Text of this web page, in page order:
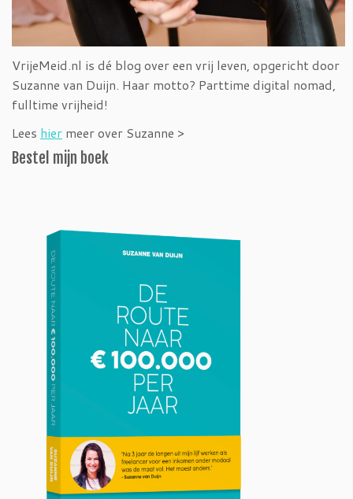
VrijeMeid.nl is dé blog over een vrij leven, opgericht door
Suzanne van Duijn. Haar motto? Parttime digital nomad,
fulltime vrijheid!
Lees hier meer over Suzanne >
Bestel mijn boek